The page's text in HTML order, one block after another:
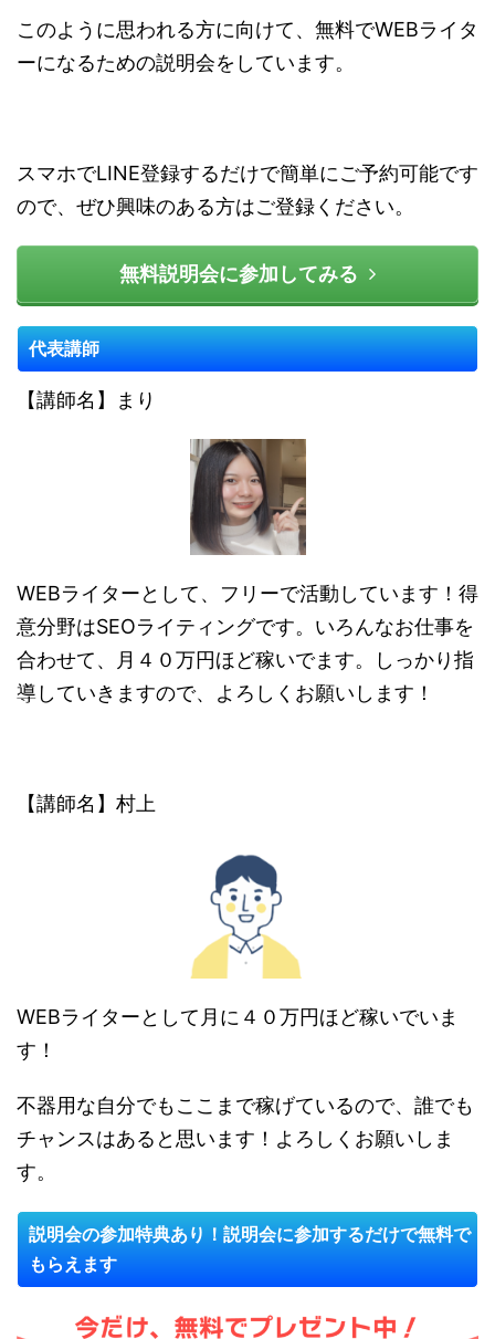
このように思われる方に向けて、無料でWEBライタ
ーになるための説明会をしています。
スマホでLINE登録するだけで簡単にご予約可能です
ので、ぜひ興味のある方はご登録ください。
無料説明会に参加してみる
代表講師
【講師名】まり
WEBライターとして、フリーで活動しています！得
意分野はSEOライティングです。いろんなお仕事を
合わせて、月４０万円ほど稼いでます。しっかり指
導していきますので、よろしくお願いします！
【講師名】村上
WEBライターとして月に４０万円ほど稼いでいま
す！
不器用な自分でもここまで稼げているので、誰でも
チャンスはあると思います！よろしくお願いしま
す。
説明会の参加特典あり！説明会に参加するだけで無料で
もらえます